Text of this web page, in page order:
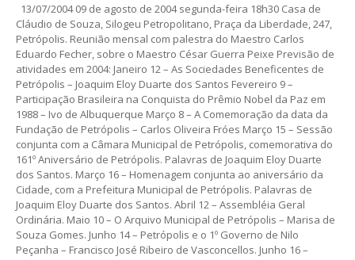
13/07/2004 09 de agosto de 2004 segunda-feira 18h30 Casa de
Cláudio de Souza, Silogeu Petropolitano, Praça da Liberdade, 247,
Petrópolis. Reunião mensal com palestra do Maestro Carlos
Eduardo Fecher, sobre o Maestro César Guerra Peixe Previsão de
atividades em 2004: Janeiro 12 – As Sociedades Beneficentes de
Petrópolis – Joaquim Eloy Duarte dos Santos Fevereiro 9 –
Participação Brasileira na Conquista do Prêmio Nobel da Paz em
1988 – Ivo de Albuquerque Março 8 – A Comemoração da data da
Fundação de Petrópolis – Carlos Oliveira Fróes Março 15 – Sessão
conjunta com a Câmara Municipal de Petrópolis, comemorativa do
161º Aniversário de Petrópolis. Palavras de Joaquim Eloy Duarte
dos Santos. Março 16 – Homenagem conjunta ao aniversário da
Cidade, com a Prefeitura Municipal de Petrópolis. Palavras de
Joaquim Eloy Duarte dos Santos. Abril 12 – Assembléia Geral
Ordinária. Maio 10 – O Arquivo Municipal de Petrópolis – Marisa de
Souza Gomes. Junho 14 – Petrópolis e o 1º Governo de Nilo
Peçanha – Francisco José Ribeiro de Vasconcellos. Junho 16 –